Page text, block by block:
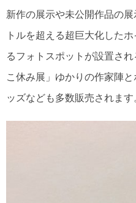
新作の展示や未公開作品の
トルを超える超巨大化した
るフォトスポットが設置さ
こ休み展」ゆかりの作家陣
ッズなども多数販売されます